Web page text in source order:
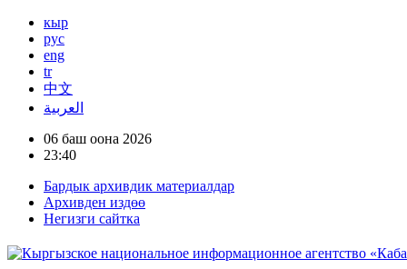
кыр
рус
eng
tr
中文
العربية
06 баш оона 2026
23:40
Бардык архивдик материалдар
Архивден издөө
Негизги сайтка